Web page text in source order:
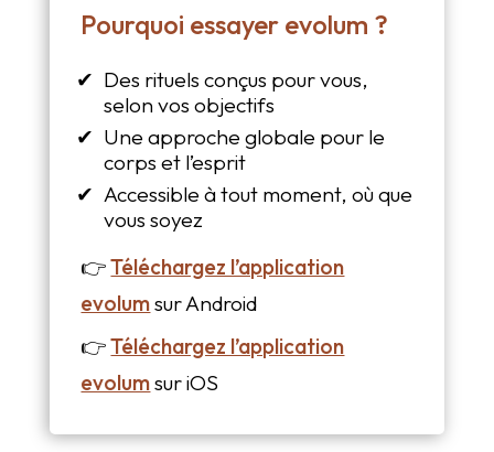
Pourquoi essayer evolum ?
Des rituels conçus pour vous,
selon vos objectifs
Une approche globale pour le
corps et l’esprit
Accessible à tout moment, où que
vous soyez
👉Téléchargez l’application
evolumsur Android
👉Téléchargez l’application
evolumsur iOS